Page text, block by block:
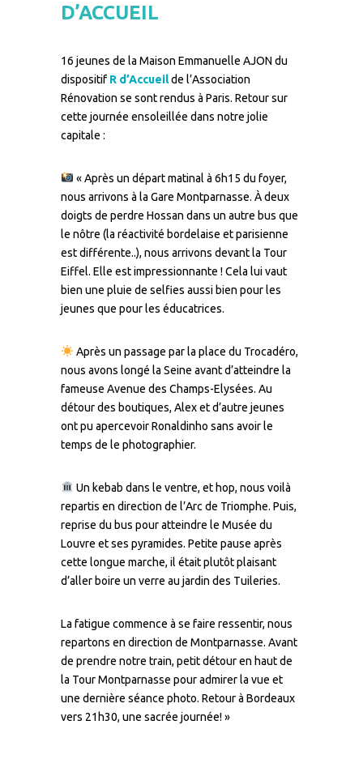
D’ACCUEIL
16 jeunes de la Maison Emmanuelle AJON du
dispositifR d’Accueilde l’Association
Rénovation se sont rendus à Paris. Retour sur
cette journée ensoleillée dans notre jolie
capitale :
« Après un départ matinal à 6h15 du foyer,
nous arrivons à la Gare Montparnasse. À deux
doigts de perdre Hossan dans un autre bus que
le nôtre (la réactivité bordelaise et parisienne
est différente..), nous arrivons devant la Tour
Eiffel. Elle est impressionnante ! Cela lui vaut
bien une pluie de selfies aussi bien pour les
jeunes que pour les éducatrices.
Après un passage par la place du Trocadéro,
nous avons longé la Seine avant d’atteindre la
fameuse Avenue des Champs-Elysées. Au
détour des boutiques, Alex et d’autre jeunes
ont pu apercevoir Ronaldinho sans avoir le
temps de le photographier.
Un kebab dans le ventre, et hop, nous voilà
repartis en direction de l’Arc de Triomphe. Puis,
reprise du bus pour atteindre le Musée du
Louvre et ses pyramides. Petite pause après
cette longue marche, il était plutôt plaisant
d’aller boire un verre au jardin des Tuileries.
La fatigue commence à se faire ressentir, nous
repartons en direction de Montparnasse. Avant
de prendre notre train, petit détour en haut de
la Tour Montparnasse pour admirer la vue et
une dernière séance photo. Retour à Bordeaux
vers 21h30, une sacrée journée! »